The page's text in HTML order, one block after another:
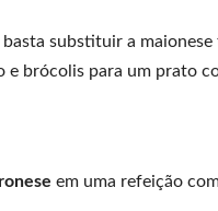
substituir a
e brócolis para um prato
em uma refeição